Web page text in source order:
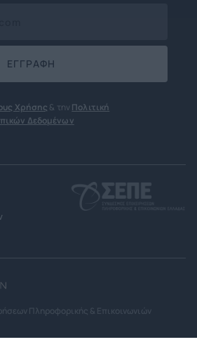
ΕΓΓΡΑΦΗ
Χρήσης & την Πολιτική
Δεδομένων
Πληροφορικής & Επικοινωνιών